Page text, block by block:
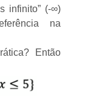
infinito” (-∞)
na
Então